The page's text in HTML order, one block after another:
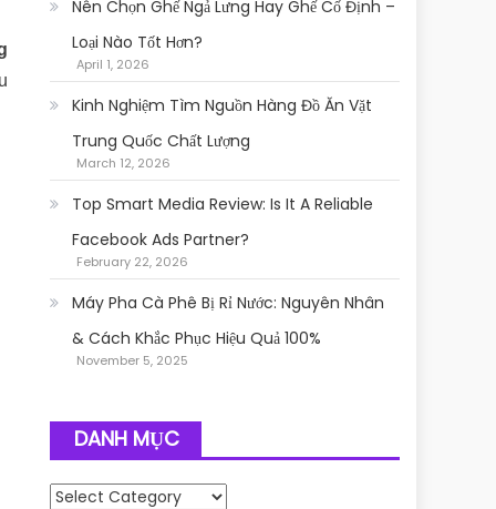
Nên Chọn Ghế Ngả Lưng Hay Ghế Cố Định –
Loại Nào Tốt Hơn?
April 1, 2026
Kinh Nghiệm Tìm Nguồn Hàng Đồ Ăn Vặt
Trung Quốc Chất Lượng
March 12, 2026
Top Smart Media Review: Is It A Reliable
Facebook Ads Partner?
February 22, 2026
Máy Pha Cà Phê Bị Rỉ Nước: Nguyên Nhân
& Cách Khắc Phục Hiệu Quả 100%
November 5, 2025
DANH MỤC
Danh mục